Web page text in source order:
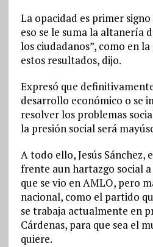
La opacidad es primer
eso se le suma la altanería
los ciudadanos”, como en
estos resultados, dijo.
Expresó que
desarrollo económico o se
resolver los problemas
la presión social será
A todo ello, Jesús Sánchez,
frente aun hartazgo social
que se vio en AMLO, pero
nacional, como el partido
se trabaja actualmente en
Cárdenas, para que sea el
quiere.